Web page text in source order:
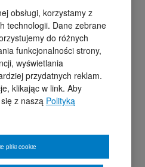
obsługi, korzystamy z
technologii. Dane zebrane
do różnych
funkcjonalności strony,
wyświetlania
przydatnych reklam.
klikając w link. Aby
z naszą Polityką
pliki cookie